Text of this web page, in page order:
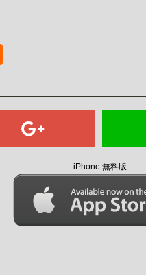
iPhone 無料版